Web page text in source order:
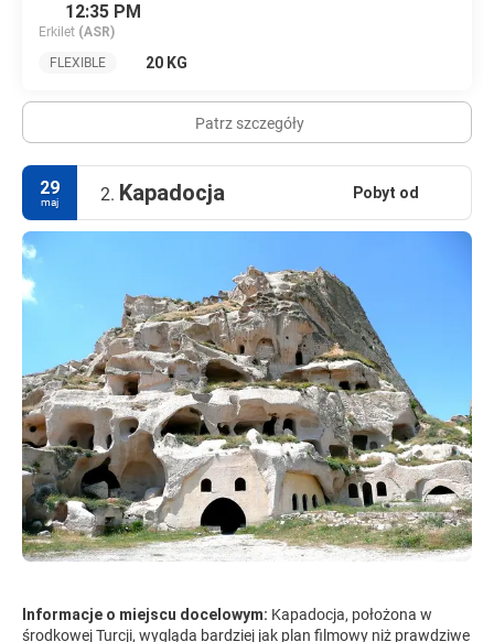
12:35 PM
Erkilet (ASR)
FLEXIBLE
20 KG
Patrz szczegóły
29
maj 2. Kapadocja Pobyt od
Informacje o miejscu docelowym: Kapadocja, położona w
środkowej Turcji, wygląda bardziej jak plan filmowy niż prawdziwe